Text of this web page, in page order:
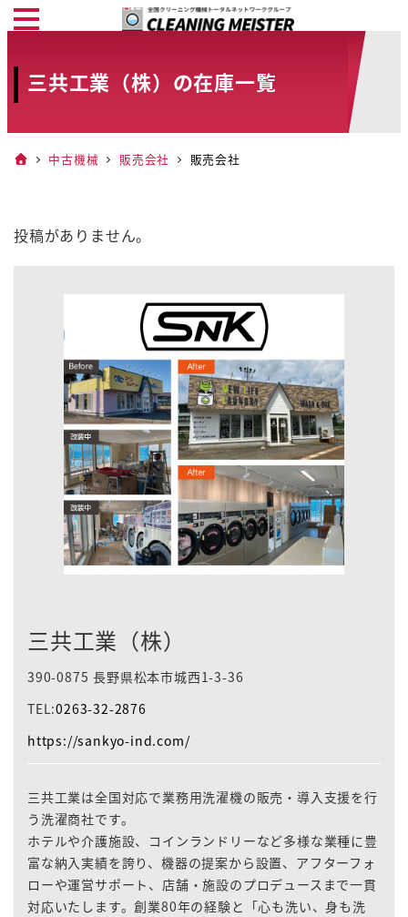
メ
ン
ン
へ
移
三共工業（株）の在庫一覧
中古機械 販売会社 販売会社
投稿がありません。
三共工業（株）
390-0875 長野県松本市城西1-3-36
TEL:0263-32-2876
https://sankyo-ind.com/
三共工業は全国対応で業務用洗濯機の販売・導入支援を行
う洗濯商社です。
ホテルや介護施設、コインランドリーなど多様な業種に豊
富な納入実績を誇り、機器の提案から設置、アフターフォ
ローや運営サポート、店舗・施設のプロデュースまで一貫
対応いたします。創業80年の経験と「心も洗い、身も洗